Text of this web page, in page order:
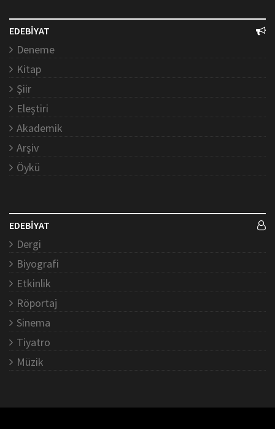
EDEBİYAT
Deneme
Kitap
Şiir
Eleştiri
Akademik
Arşiv
Öykü
EDEBİYAT
Dergi
Biyografi
Etkinlik
Röportaj
Sinema
Tiyatro
Müzik